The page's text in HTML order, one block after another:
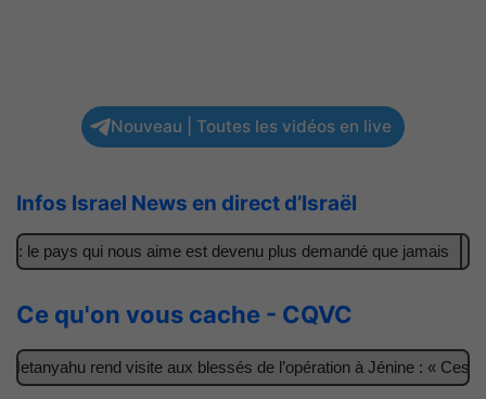
Nouveau | Toutes les vidéos en live
Infos Israel News en direct d’Israël
pays qui nous aime est devenu plus demandé que jamais
Ce qu'on vous cache - CQVC
rend visite aux blessés de l’opération à Jénine : « Ces